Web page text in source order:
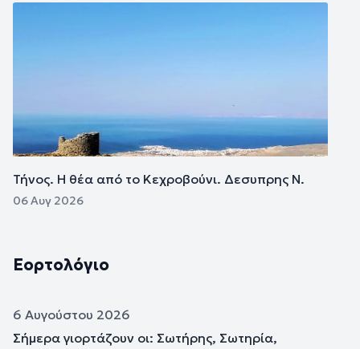
Τήνος. Η θέα από το Κεχροβούνι. Δεσυπρης Ν.
06 Αυγ 2026
Εορτολόγιο
6 Αυγούστου 2026
Σήμερα γιορτάζουν οι: Σωτήρης, Σωτηρία,